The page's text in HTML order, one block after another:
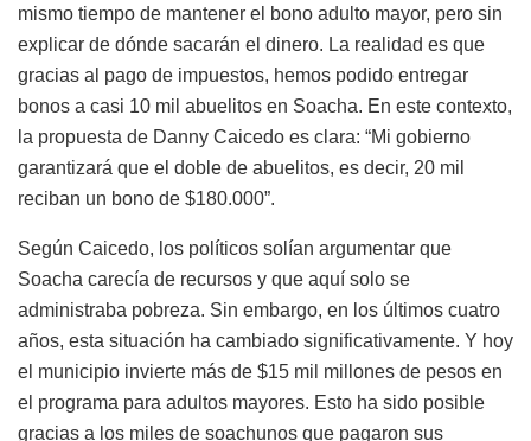
mismo tiempo de mantener el bono adulto mayor, pero sin
explicar de dónde sacarán el dinero. La realidad es que
gracias al pago de impuestos, hemos podido entregar
bonos a casi 10 mil abuelitos en Soacha. En este contexto,
la propuesta de Danny Caicedo es clara: “Mi gobierno
garantizará que el doble de abuelitos, es decir, 20 mil
reciban un bono de $180.000”.
Según Caicedo, los políticos solían argumentar que
Soacha carecía de recursos y que aquí solo se
administraba pobreza. Sin embargo, en los últimos cuatro
años, esta situación ha cambiado significativamente. Y hoy
el municipio invierte más de $15 mil millones de pesos en
el programa para adultos mayores. Esto ha sido posible
gracias a los miles de soachunos que pagaron sus